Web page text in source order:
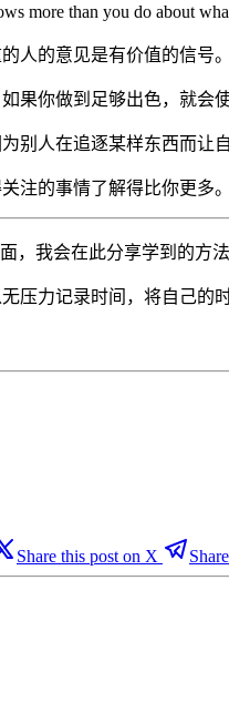
more than you do about
人的意见是有价值的信号
果你做到足够出色，就
别人在追逐某样东西而让
注的事情了解得比你更多。
，我会在此分享学到的方
压力记录时间，将自己的
Share this post on X